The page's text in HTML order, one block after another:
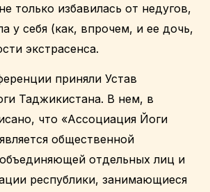
только избавилась от недугов,
у себя (как, впрочем, и ее дочь,
экстрасенса.
приняли Устав
Таджикистана. В нем, в
что «Ассоциация Йоги
общественной
отдельных лиц и
республики, занимающиеся